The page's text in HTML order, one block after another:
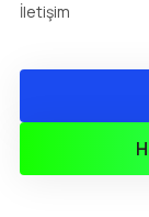
İletişim